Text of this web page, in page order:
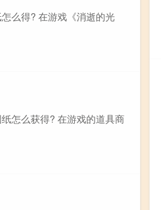
么得? 在游戏《消逝的光
怎么获得? 在游戏的道具商